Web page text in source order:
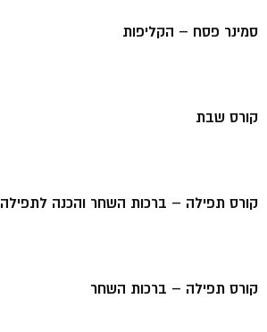
סמינר פסח – הקליפות
קורס שבת
קורס תפילה – ברכות השחר והכנה לתפילה
קורס תפילה – ברכות השחר